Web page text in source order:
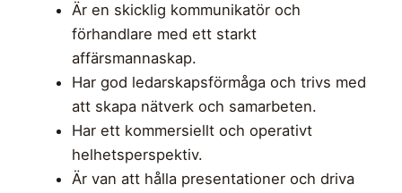
Är en skicklig kommunikatör och
förhandlare med ett starkt
affärsmannaskap.
Har god ledarskapsförmåga och trivs med
att skapa nätverk och samarbeten.
Har ett kommersiellt och operativt
helhetsperspektiv.
Är van att hålla presentationer och driva